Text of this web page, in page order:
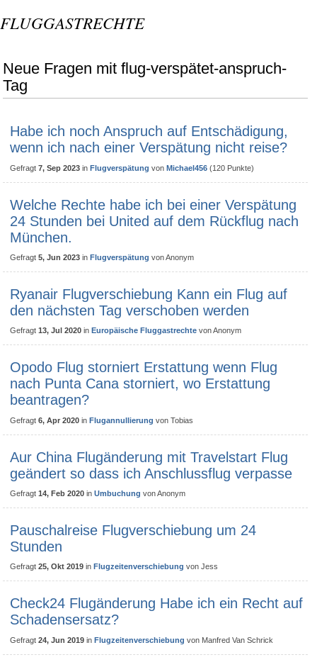
FLUGGASTRECHTE
Neue Fragen mit flug-verspätet-anspruch-
Tag
Habe ich noch Anspruch auf Entschädigung,
wenn ich nach einer Verspätung nicht reise?
Gefragt 7, Sep 2023 inFlugverspätung vonMichael456 (120 Punkte)
Welche Rechte habe ich bei einer Verspätung
24 Stunden bei United auf dem Rückflug nach
München.
Gefragt 5, Jun 2023 inFlugverspätung vonAnonym
Ryanair Flugverschiebung Kann ein Flug auf
den nächsten Tag verschoben werden
Gefragt 13, Jul 2020 in Europäische Fluggastrechte vonAnonym
Opodo Flug storniert Erstattung wenn Flug
nach Punta Cana storniert, wo Erstattung
beantragen?
Gefragt 6, Apr 2020 inFlugannullierung vonTobias
Aur China Flugänderung mit Travelstart Flug
geändert so dass ich Anschlussflug verpasse
Gefragt 14, Feb 2020 inUmbuchung vonAnonym
Pauschalreise Flugverschiebung um 24
Stunden
Gefragt 25, Okt 2019 in Flugzeitenverschiebung vonJess
Check24 Flugänderung Habe ich ein Recht auf
Schadensersatz?
Gefragt 24, Jun 2019 inFlugzeitenverschiebung von Manfred Van Schrick